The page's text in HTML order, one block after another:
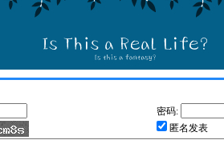
密码:
匿名发表